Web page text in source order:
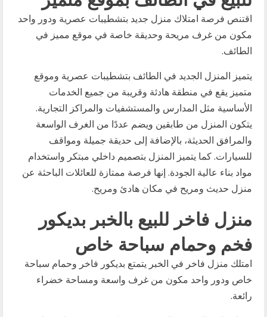
اقتنص فرصة امتلاك منزل جديد بتشطيبات عصرية ودور واحد
مكون من غرف مريحة وحديقة خاصة في موقع مميز في
الطائف.
يتميز المنزل الجديد في الطائف بتشطيبات عصرية وموقع
متميز يقع في منطقة هادئة وقريبة من جميع الخدمات
الأساسية مثل المدارس والمستشفيات والمراكز التجارية.
يتكون المنزل من طابقين ويضم عددًا من الغرف الواسعة
والمرافق الحديثة، بالإضافة إلى حديقة جميلة ومواقف
للسيارات. كما يتميز المنزل بتصميم داخلي مبتكر واستخدام
مواد بناء عالية الجودة. إنها فرصة ممتازة للعائلات الباحثة عن
منزل حديث ومريح في مكان هادئ ومريح.
منزل فاخر للبيع بالخبر بديكور
فخم وحمام سباحة خاص
امتلك منزل فاخر في الخبر يتمتع بديكور فاخر وحمام سباحة
خاص ودور واحد مكون من غرف واسعة ومساحة خضراء
رائعة.